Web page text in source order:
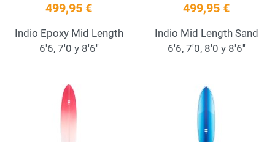
499,95 €
Indio Epoxy Mid Length
6'6, 7'0 y 8'6''
499,95 €
Indio Mid Length Sand
6'6, 7'0, 8'0 y 8'6''
Add to Wishlist